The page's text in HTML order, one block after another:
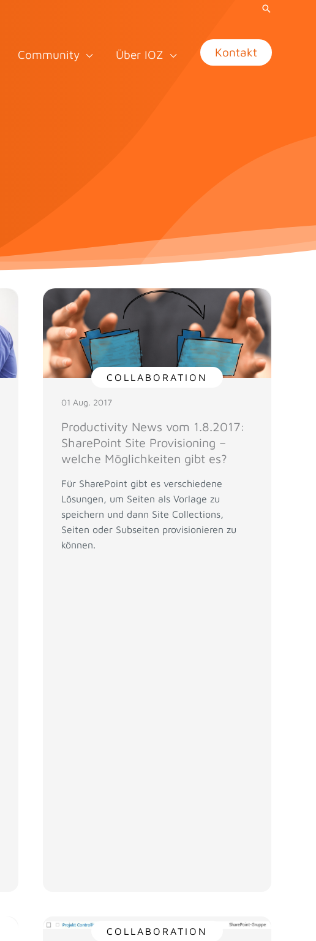
Community Über IOZ Kontakt
COLLABORATION
01 Aug. 2017
Productivity News vom 1.8.2017:
SharePoint Site Provisioning –
welche Möglichkeiten gibt es?
Für SharePoint gibt es verschiedene
Lösungen, um Seiten als Vorlage zu
speichern und dann Site Collections,
Seiten oder Subseiten provisionieren zu
können.
COLLABORATION